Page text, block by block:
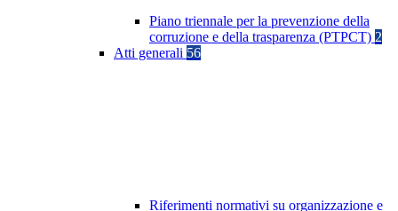
Piano triennale per la prevenzione della
corruzione e della trasparenza (PTPCT) 2
Atti generali 56
Riferimenti normativi su organizzazione e